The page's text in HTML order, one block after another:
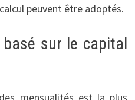
peuvent être adoptés.
sur le capital
mensualités est la plus